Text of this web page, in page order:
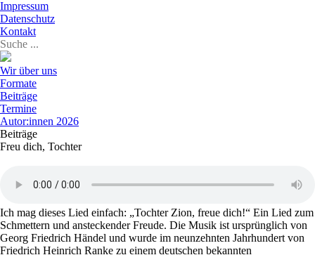
Impressum
Datenschutz
Kontakt
Wir über uns
Formate
Beiträge
Termine
Autor:innen 2026
Beiträge
Freu dich, Tochter
Ich mag dieses Lied einfach: „Tochter Zion, freue dich!“ Ein Lied zum
Schmettern und ansteckender Freude. Die Musik ist ursprünglich von
Georg Friedrich Händel und wurde im neunzehnten Jahrhundert von
Friedrich Heinrich Ranke zu einem deutschen bekannten